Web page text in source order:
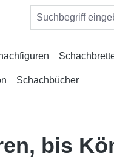
Schachbücher
bis